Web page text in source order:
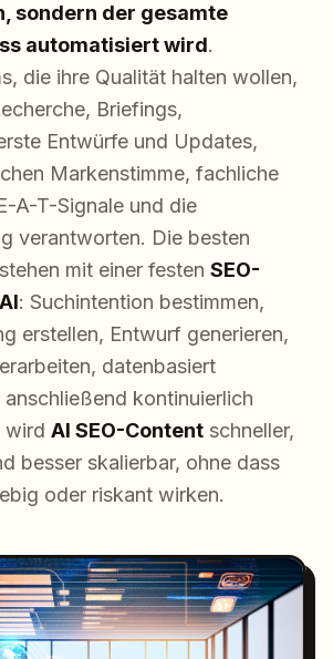
sondern der gesamte
automatisiert wird.
die ihre Qualität halten wollen,
Briefings,
Entwürfe und Updates,
Markenstimme, fachliche
A-T-Signale und die
verantworten. Die besten
mit einer festen SEO-
: Suchintention bestimmen,
erstellen, Entwurf generieren,
datenbasiert
kontinuierlich
wird AI SEO-Content schneller,
besser skalierbar, ohne dass
oder riskant wirken.